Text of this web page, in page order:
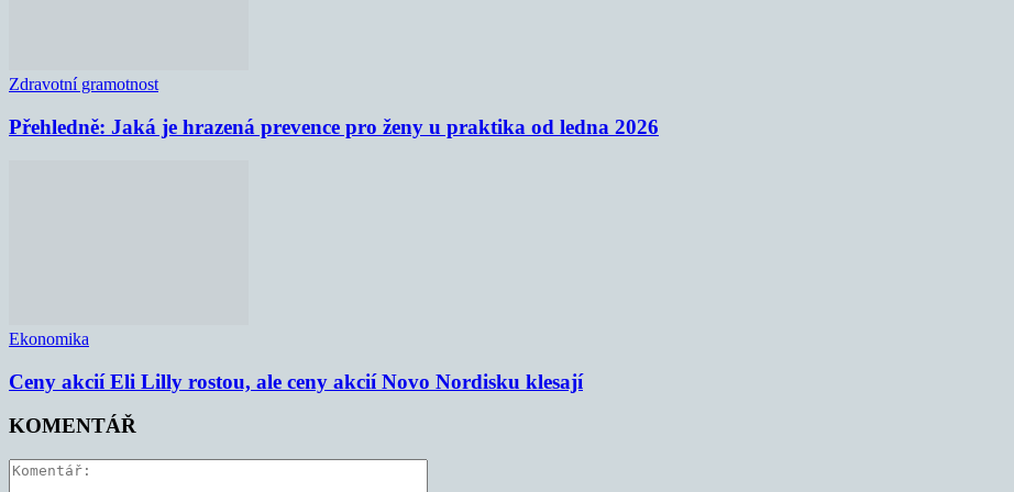
Zdravotní gramotnost
Přehledně: Jaká je hrazená prevence pro ženy u praktika od ledna 2026
Ekonomika
Ceny akcií Eli Lilly rostou, ale ceny akcií Novo Nordisku klesají
KOMENTÁŘ